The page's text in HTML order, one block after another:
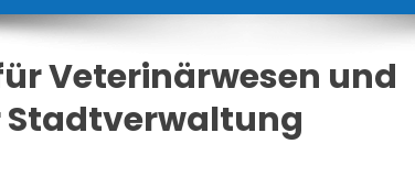
Veterinärwesen und
Stadtverwaltung